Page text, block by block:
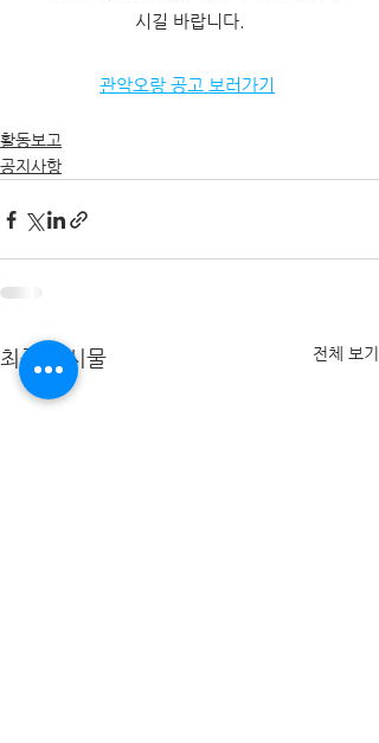
시길 바랍니다.
관악오랑 공고 보러가기
활동보고
공지사항
최근 게시물 전체 보기